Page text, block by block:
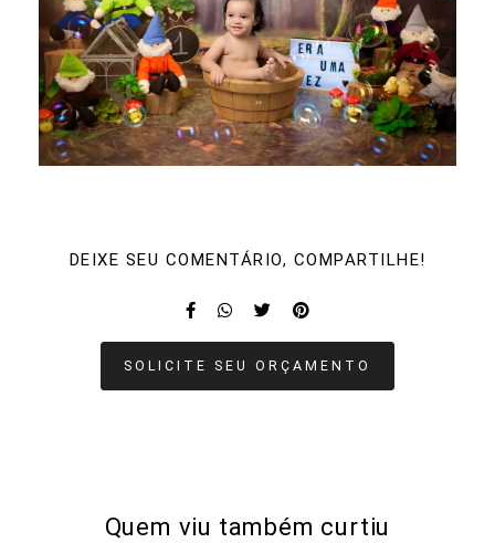
DEIXE SEU COMENTÁRIO, COMPARTILHE!
SOLICITE SEU ORÇAMENTO
Quem viu também curtiu